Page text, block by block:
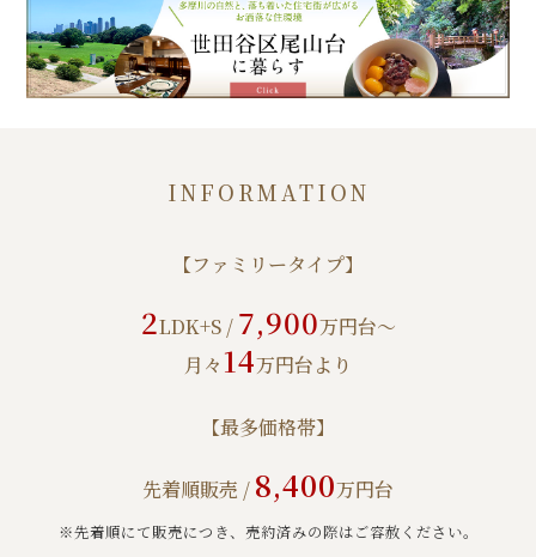
INFORMATION
【ファミリータイプ】
2LDK+S / 7,900万円台～
月々 14万円台より
【最多価格帯】
先着順販売 / 8,400万円台
※先着順にて販売につき、売約済みの際はご容赦ください。